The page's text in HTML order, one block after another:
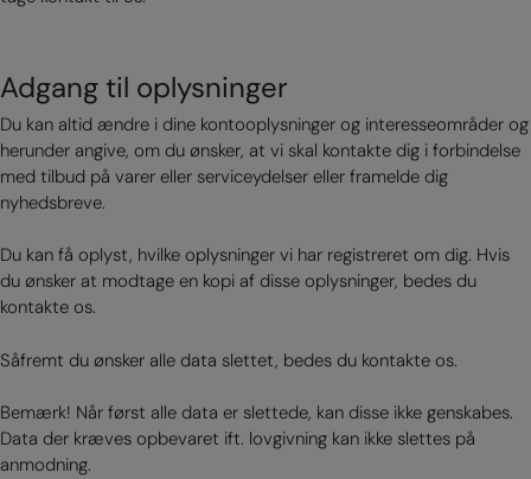
Adgang til oplysninger
Du kan altid ændre i dine kontooplysninger og interesseområder og
herunder angive, om du ønsker, at vi skal kontakte dig i forbindelse
med tilbud på varer eller serviceydelser eller framelde dig
nyhedsbreve.
Du kan få oplyst, hvilke oplysninger vi har registreret om dig. Hvis
du ønsker at modtage en kopi af disse oplysninger, bedes du
kontakte os.
Såfremt du ønsker alle data slettet, bedes du kontakte os.
Bemærk! Når først alle data er slettede, kan disse ikke genskabes.
Data der kræves opbevaret ift. lovgivning kan ikke slettes på
anmodning.